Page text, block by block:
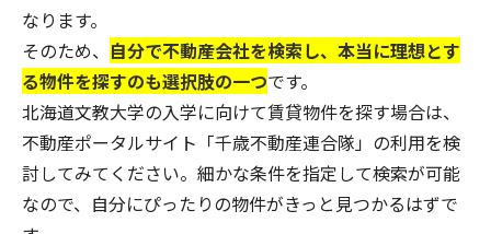
なります。
そのため、 自分で不動産会社を検索し、本当に理想とす
る物件を探すのも選択肢の一つです。
北海道文教大学の入学に向けて賃貸物件を探す場合は、
不動産ポータルサイト「千歳不動産連合隊」の利用を検
討してみてください。細かな条件を指定して検索が可能
なので、自分にぴったりの物件がきっと見つかるはずで